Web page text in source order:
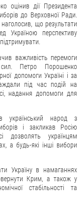
оцінив дії Президента
до Верховної Ради.
що результати
Україною перспективу
важливість перемоги
сил. Петро Порошенко
допомоги Україні і за
під час подій на
надання допомоги для
український народ з
і закликав Росію
дозволять українцям
а будь-які інші вибори
Україну в намаганнях
Крим, а також у
стабільності та